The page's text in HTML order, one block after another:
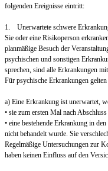
folgenden Ereignisse eintritt:
1. Unerwartete schwere
Sie oder eine Risikoperson
planmäßige Besuch der
psychischen und sonstigen
sprechen, sind alle Erkrankungen
Für psychische Erkrankungen gelten
a) Eine Erkrankung ist unerwartet,
• sie zum ersten Mal nach
• eine bestehende Erkrankung in
nicht behandelt wurde. Sie
Regelmäßige Untersuchungen zur
haben keinen Einfluss auf den